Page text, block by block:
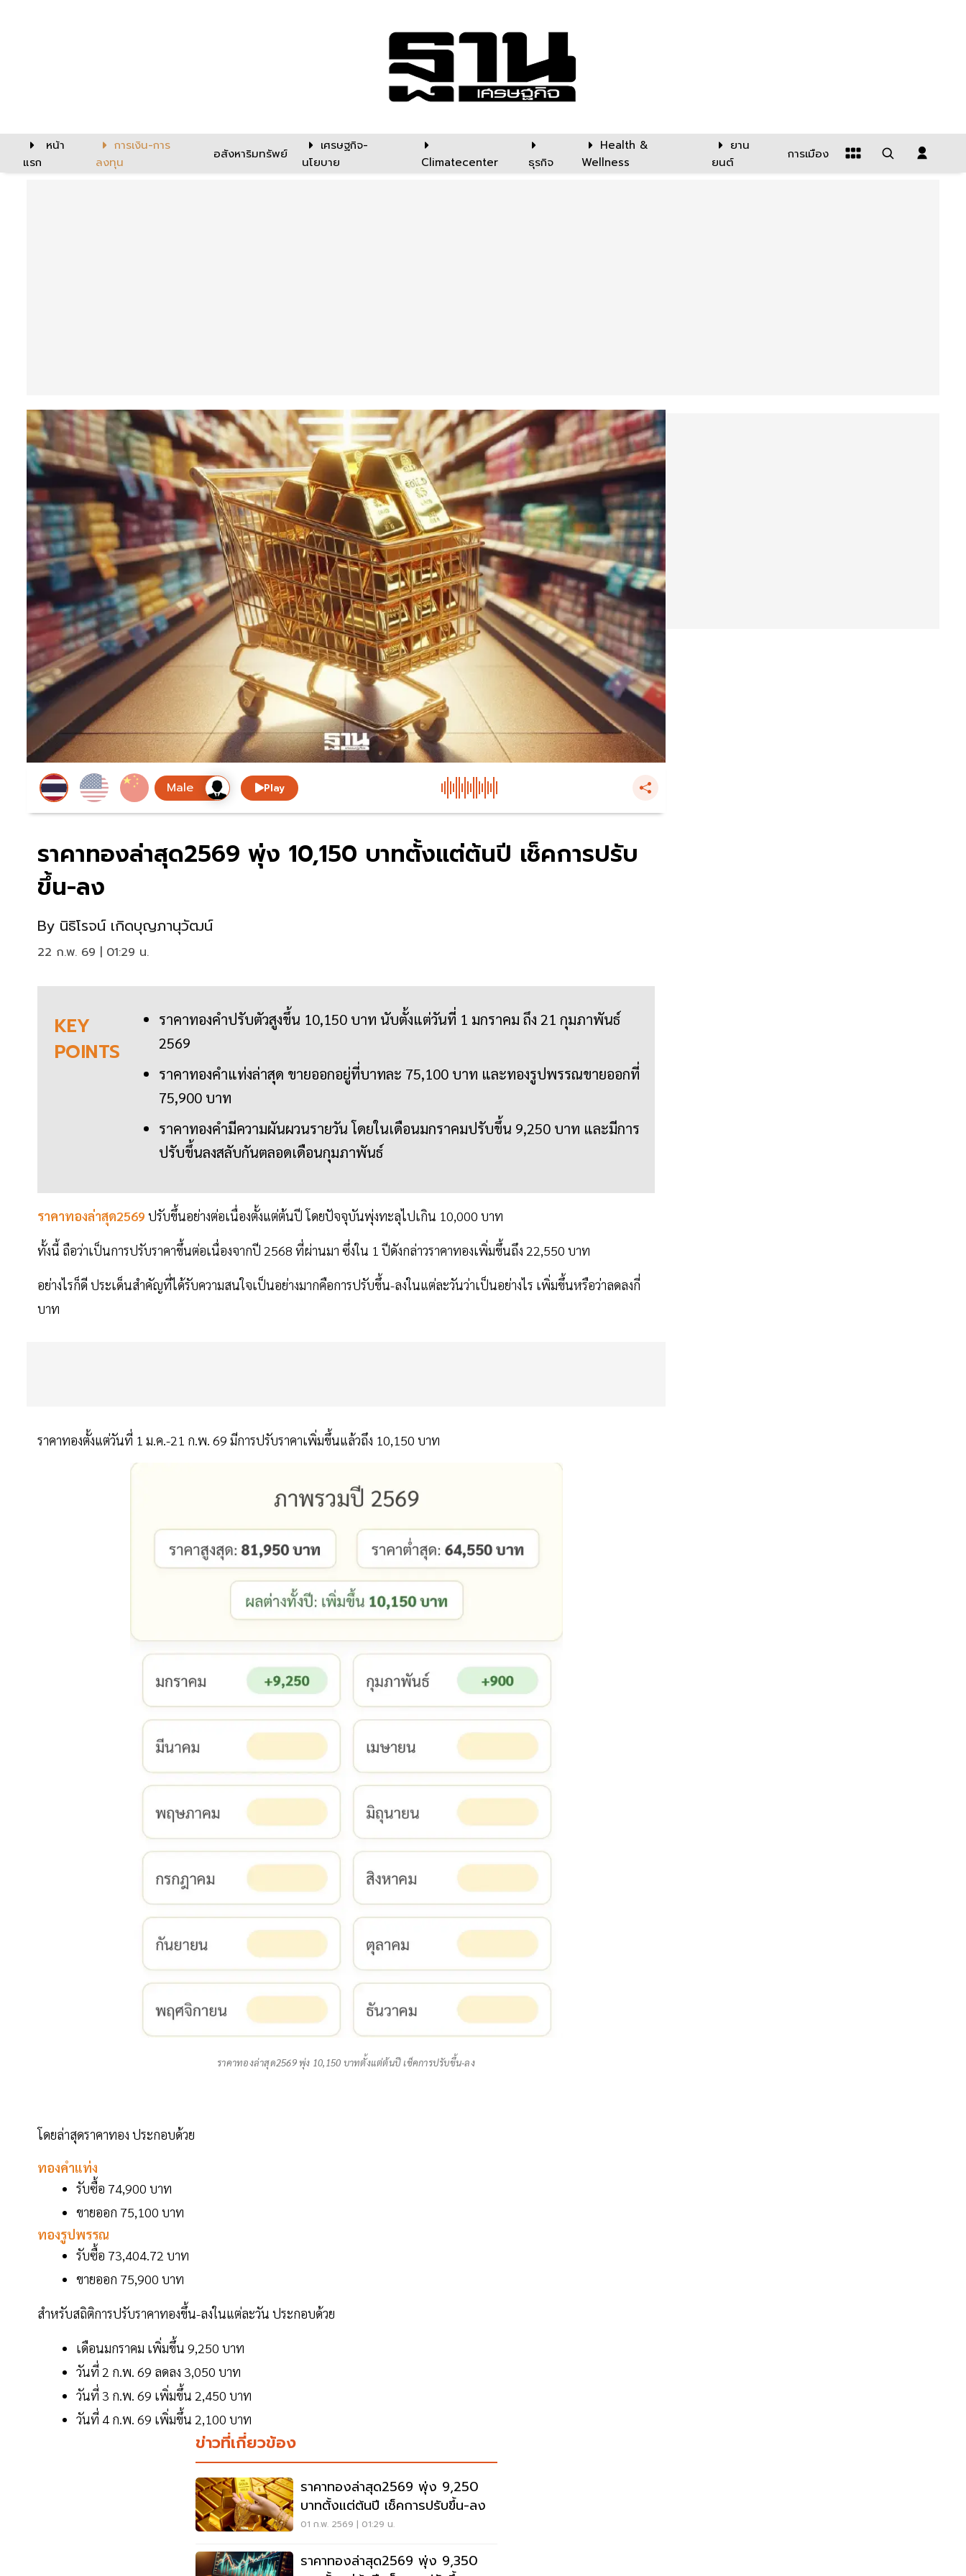
หน้า
แรก
การเงิน-การ
ลงทุน
อสังหาริมทรัพย์
เศรษฐกิจ-
นโยบาย
Climatecenter ธุรกิจ
Health &
Wellness
ยาน
ยนต์
การเมือง
Play
ราคาทองล่าสุด2569 พุ่ง 10,150 บาทตั้งแต่ต้นปี เช็คการปรับ
ขึ้น-ลง
By นิธิโรจน์ เกิดบุญภานุวัฒน์
22 ก.พ. 69 | 01:29 น.
KEY
POINTS
ราคาทองคำปรับตัวสูงขึ้น 10,150 บาท นับตั้งแต่วันที่ 1 มกราคม ถึง 21 กุมภาพันธ์
2569
ราคาทองคำแท่งล่าสุด ขายออกอยู่ที่บาทละ 75,100 บาท และทองรูปพรรณขายออกที่
75,900 บาท
ราคาทองคำมีความผันผวนรายวัน โดยในเดือนมกราคมปรับขึ้น 9,250 บาท และมีการ
ปรับขึ้นลงสลับกันตลอดเดือนกุมภาพันธ์
ราคาทองล่าสุด2569 ปรับขึ้นอย่างต่อเนื่องตั้งแต่ต้นปี โดยปัจจุบันพุ่งทะลุไปเกิน 10,000 บาท
ทั้งนี้ ถือว่าเป็นการปรับราคาขึ้นต่อเนื่องจากปี 2568 ที่ผ่านมา ซึ่งใน 1 ปีดังกล่าวราคาทองเพิ่มขึ้นถึง 22,550 บาท
อย่างไรก็ดี ประเด็นสำคัญที่ได้รับความสนใจเป็นอย่างมากคือการปรับขึ้น-ลงในแต่ละวันว่าเป็นอย่างไร เพิ่มขึ้นหรือว่าลดลงกี่
บาท
ราคาทองตั้งแต่วันที่ 1 ม.ค.-21 ก.พ. 69 มีการปรับราคาเพิ่มขึ้นแล้วถึง 10,150 บาท
ราคาทองล่าสุด2569 พุ่ง 10,150 บาทตั้งแต่ต้นปี เช็คการปรับขึ้น-ลง
โดยล่าสุดราคาทอง ประกอบด้วย
ทองคำแท่ง
รับซื้อ 74,900 บาท
ขายออก 75,100 บาท
ทองรูปพรรณ
รับซื้อ 73,404.72 บาท
ขายออก 75,900 บาท
สำหรับสถิติการปรับราคาทองขึ้น-ลงในแต่ละวัน ประกอบด้วย
เดือนมกราคม เพิ่มขึ้น 9,250 บาท
วันที่ 2 ก.พ. 69 ลดลง 3,050 บาท
วันที่ 3 ก.พ. 69 เพิ่มขึ้น 2,450 บาท
วันที่ 4 ก.พ. 69 เพิ่มขึ้น 2,100 บาท
ข่าวที่เกี่ยวข้อง
ราคาทองล่าสุด2569 พุ่ง 9,250
บาทตั้งแต่ต้นปี เช็คการปรับขึ้น-ลง
01 ก.พ. 2569 | 01:29 น.
ราคาทองล่าสุด2569 พุ่ง 9,350